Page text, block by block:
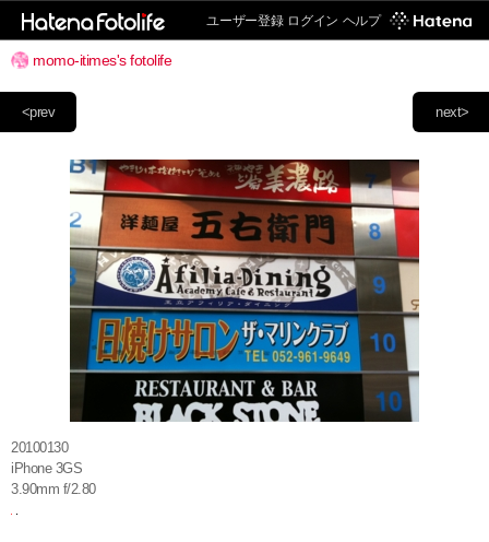
ユーザー登録 ログイン ヘルプ
momo-itimes's fotolife
next>
<prev
20100130
iPhone 3GS
3.90mm f/2.80